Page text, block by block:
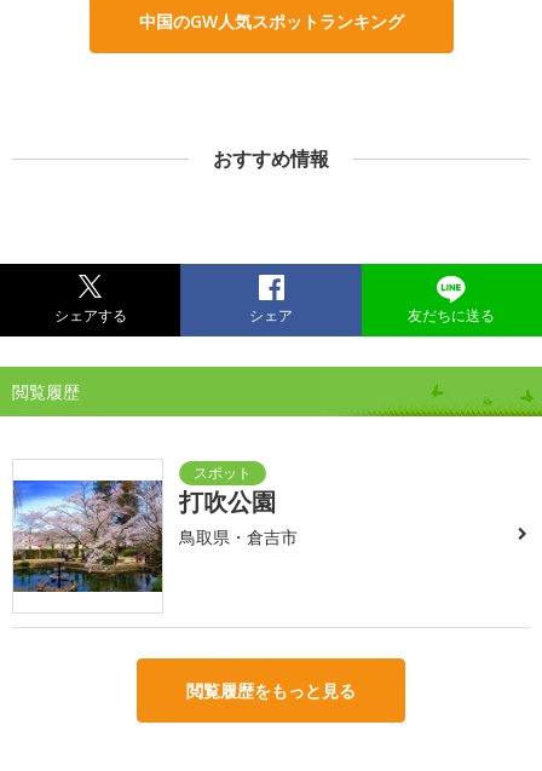
中国のGW人気スポットランキング
おすすめ情報
シェアする シェア 友だちに送る
閲覧履歴
打吹公園
鳥取県・倉吉市
閲覧履歴をもっと見る